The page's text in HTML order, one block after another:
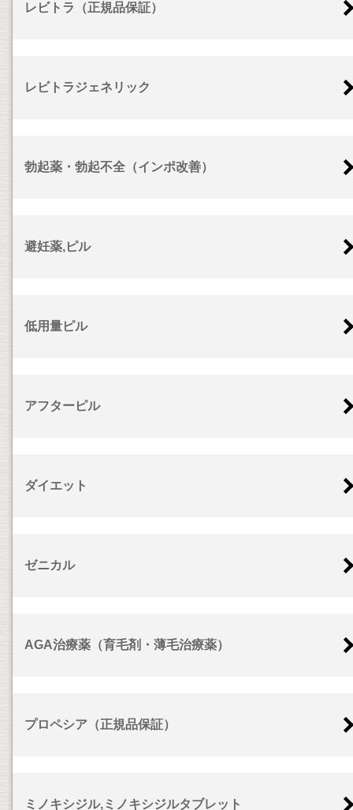
レビトラ（正規品保証）
レビトラジェネリック
勃起薬・勃起不全（インポ改善）
避妊薬,ピル
低用量ピル
アフターピル
ダイエット
ゼニカル
AGA治療薬（育毛剤・薄毛治療薬）
プロペシア（正規品保証）
ミノキシジル,ミノキシジルタブレット